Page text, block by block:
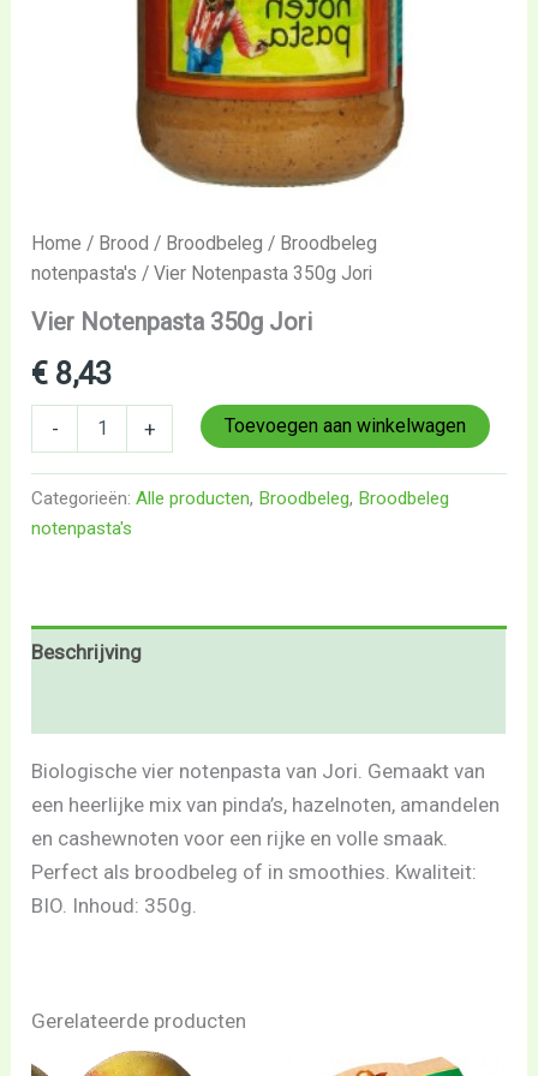
Home / Brood / Broodbeleg / Broodbeleg
notenpasta's / Vier Notenpasta 350g Jori
Vier Notenpasta 350g Jori
€ 8,43
- + Toevoegen aan winkelwagen
Categorieën:Alle producten, Broodbeleg, Broodbeleg
notenpasta's
Beschrijving
Biologische vier notenpasta van Jori. Gemaakt van
een heerlijke mix van pinda’s, hazelnoten, amandelen
en cashewnoten voor een rijke en volle smaak.
Perfect als broodbeleg of in smoothies. Kwaliteit:
BIO. Inhoud: 350g.
Gerelateerde producten